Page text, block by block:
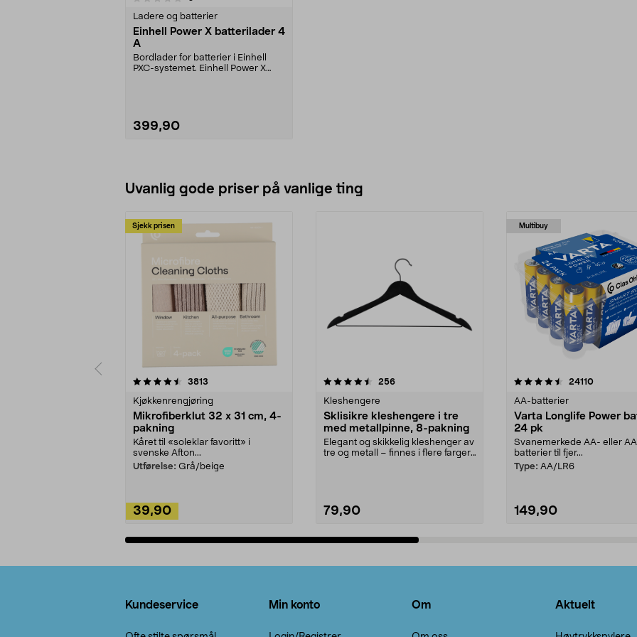
Ladere og batterier
Einhell Power X batterilader 4
A
Bordlader for batterier i Einhell
PXC-systemet. Einhell Power X
399,90
Uvanlig gode priser på vanlige ting
Sjekk prisen
3813
Kjøkkenrengjøring
Mikrofiberklut 32 x 31 cm, 4-
pakning
Kåret til «soleklar favoritt» i
svenske Afton...
Utførelse: Grå/beige
39,90
4.5av 5 stjerner 256anmeldelser
Kleshengere
Sklisikre kleshengere i tre
med metallpinne, 8-pakning
Elegant og skikkelig kleshenger av
tre og metall – finnes i flere farger.
79,90
Multibuy
4.5av 5 stjerner 24110
AA-batterier
Varta Longlife Power
24 pk
Svanemerkede AA- eller
batterier til fjer...
Type: AA/LR6
149,90
4.5av 5 stjerner
Kundeservice Min konto Om Aktuelt